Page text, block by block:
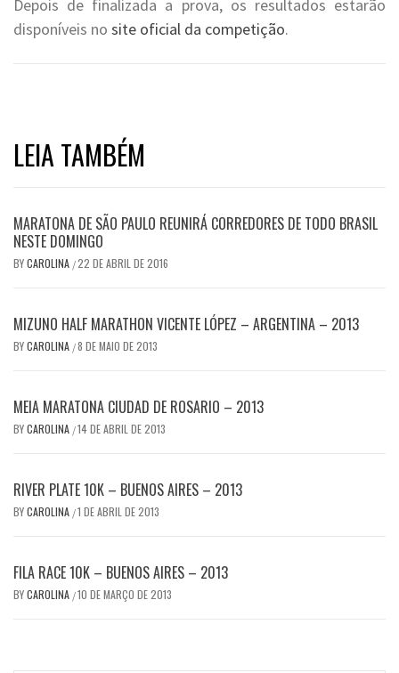
Depois de finalizada a prova, os resultados estarão
disponíveis no site oficial da competição.
LEIA TAMBÉM
MARATONA DE SÃO PAULO REUNIRÁ CORREDORES DE TODO BRASIL
NESTE DOMINGO
BYCAROLINA /22 DE ABRIL DE 2016
MIZUNO HALF MARATHON VICENTE LÓPEZ – ARGENTINA – 2013
BYCAROLINA /8 DE MAIO DE 2013
MEIA MARATONA CIUDAD DE ROSARIO – 2013
BYCAROLINA /14 DE ABRIL DE 2013
RIVER PLATE 10K – BUENOS AIRES – 2013
BYCAROLINA /1 DE ABRIL DE 2013
FILA RACE 10K – BUENOS AIRES – 2013
BYCAROLINA /10 DE MARÇO DE 2013